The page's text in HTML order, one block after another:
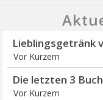
Lieblingsgetränk
Vor Kurzem
Die letzten 3
Vor Kurzem